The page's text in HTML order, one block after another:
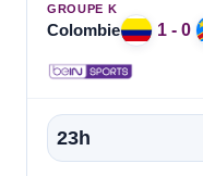
GROUPE K
Colombie 1 - 0
23h